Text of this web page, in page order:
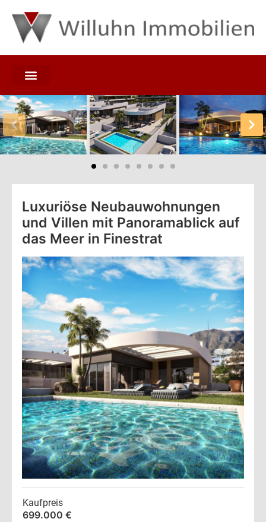
Luxuriöse Neubauwohnungen
und Villen mit Panoramablick auf
das Meer in Finestrat
Kaufpreis
699.000 €